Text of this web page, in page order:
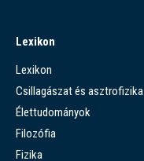
Lexikon
Lexikon
Csillagászat és asztrofizika
Élettudományok
Filozófia
Fizika